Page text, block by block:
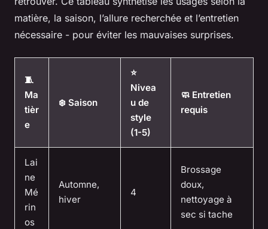
matière, la saison, l’allure recherchée et l’entretien
nécessaire - pour éviter les mauvaises surprises.
🧵
Ma
tièr
e
❄️ Saison
⭐
Nivea
u de
style
(1-5)
🧼 Entretien
requis
Lai
ne
Mé
rin
os
Automne,
hiver
4
Brossage
doux,
nettoyage à
sec si tache